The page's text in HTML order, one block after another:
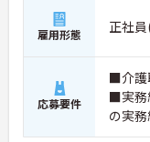
雇用形態 正社
応募要件
■介護
■実務
の実
定可